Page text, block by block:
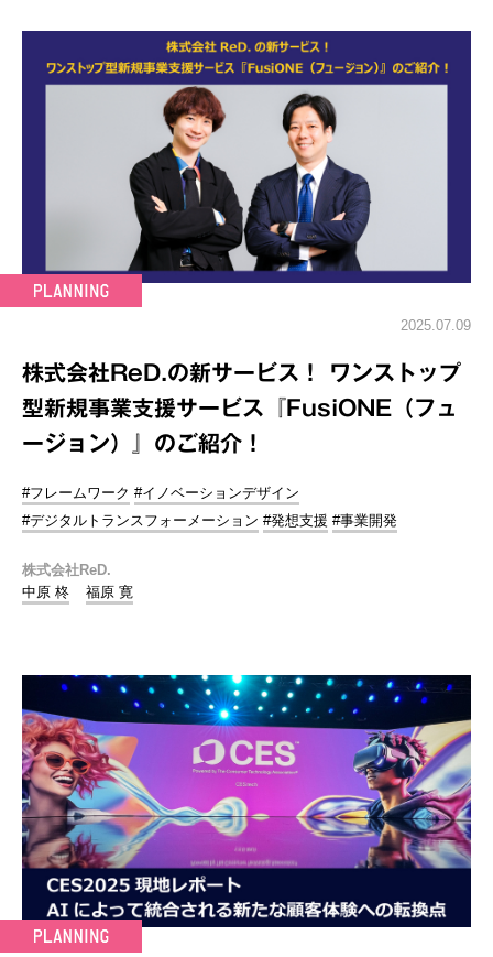
2025.07.09
株式会社ReD.の新サービス！ ワンストップ
型新規事業支援サービス『FusiONE（フュ
ージョン）』のご紹介！
#フレームワーク #イノベーションデザイン
#デジタルトランスフォーメーション #発想支援 #事業開発
株式会社ReD.
中原 柊
福原 寛